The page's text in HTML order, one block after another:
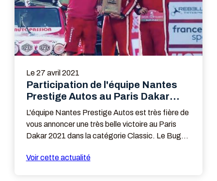
Le27 avril 2021
Participation de l'équipe Nantes
Prestige Autos au Paris Dakar
2021
L'équipe Nantes Prestige Autos est très fière de
vous annoncer une très belle victoire au Paris
Dakar 2021 dans la catégorie Classic. Le Buggy
Voir cette actualité